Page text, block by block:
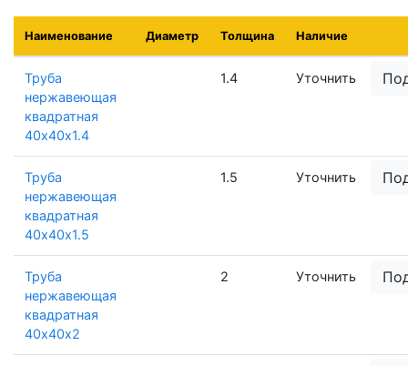
Наименование Диаметр Толщина Наличие
Труба
нержавеющая
квадратная
40х40х1.4
1.4 Уточнить
Труба
нержавеющая
квадратная
40х40х1.5
1.5 Уточнить
Труба
нержавеющая
квадратная
40х40х2
2 Уточнить